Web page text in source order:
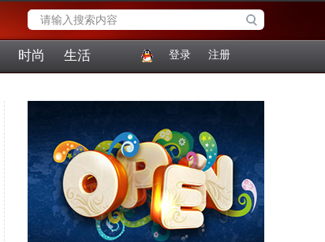
时尚 生活 登录 注册